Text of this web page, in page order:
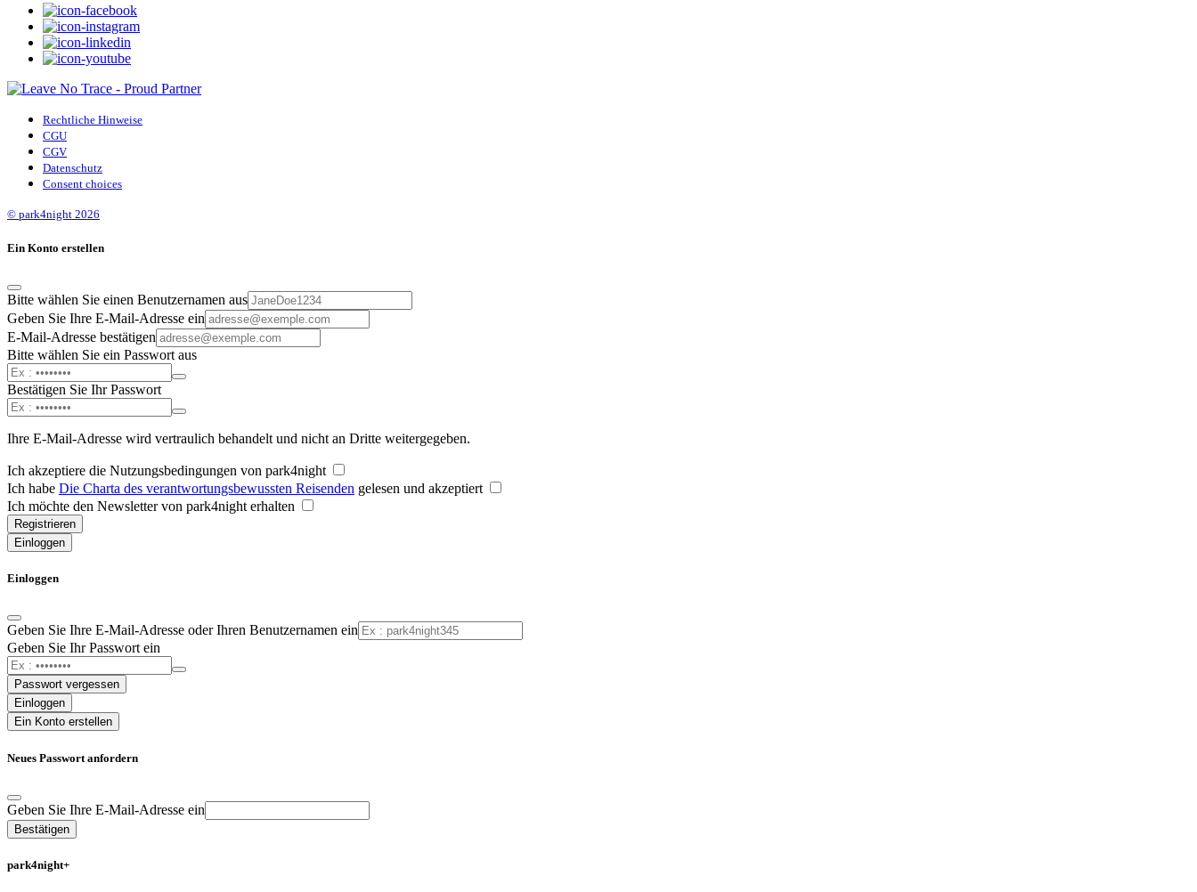
Rechtliche Hinweise
CGU
CGV
Datenschutz
Consent choices
© park4night 2026
Ein Konto erstellen
Bitte wählen Sie einen Benutzernamen aus
Geben Sie Ihre E-Mail-Adresse ein
E-Mail-Adresse bestätigen
Bitte wählen Sie ein Passwort aus
Bestätigen Sie Ihr Passwort
Ihre E-Mail-Adresse wird vertraulich behandelt und nicht an Dritte weitergegeben.
Ich akzeptiere die Nutzungsbedingungen von park4night
Ich habe Die Charta des verantwortungsbewussten Reisenden gelesen und akzeptiert
Ich möchte den Newsletter von park4night erhalten
Registrieren
Einloggen
Einloggen
Geben Sie Ihre E-Mail-Adresse oder Ihren Benutzernamen ein
Geben Sie Ihr Passwort ein
Passwort vergessen
Einloggen
Ein Konto erstellen
Neues Passwort anfordern
Geben Sie Ihre E-Mail-Adresse ein
Bestätigen
park4night+